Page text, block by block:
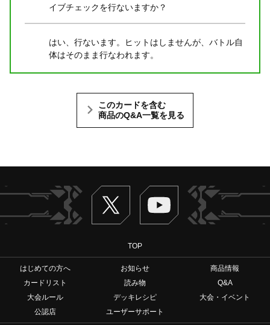
イブチェックを行ないますか？
はい、行ないます。ヒットはしませんが、バトル自
体はそのまま行なわれます。
このカードを含む
商品のQ&A一覧を見る
Twitter ヴァンガードch
TOP
はじめての方へ お知らせ
商品情報
カードリスト
読み物
Q&A
大会ルール
デッキレシピ
大会・イベント
公認店
ユーザーサポート